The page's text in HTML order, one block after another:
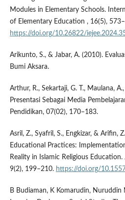
Modules in Elementary Schools.
of Elementary Education , 16(5),
https://doi.org/10.26822/
Arikunto, S., & Jabar, A. (2010).
Bumi Aksara.
Arthur, R., Sekartaji, G. T., Maulana,
Presentasi Sebagai Media
Pendidikan, 07(02), 170–183.
Asril, Z., Syafril, S., Engkizar, & Arifin,
Educational Practices:
Reality in Islamic Religious
9(2), 199–210. https://doi.org/
B Budiaman, K Komarudin, Nuruddin